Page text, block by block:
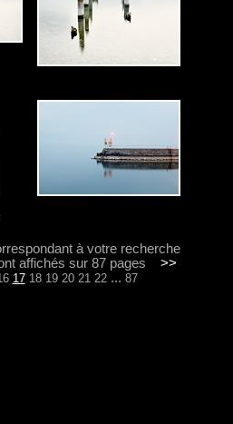
à votre recherche
affichés sur 87 pages >>
17 18 19 20 21 22... 87